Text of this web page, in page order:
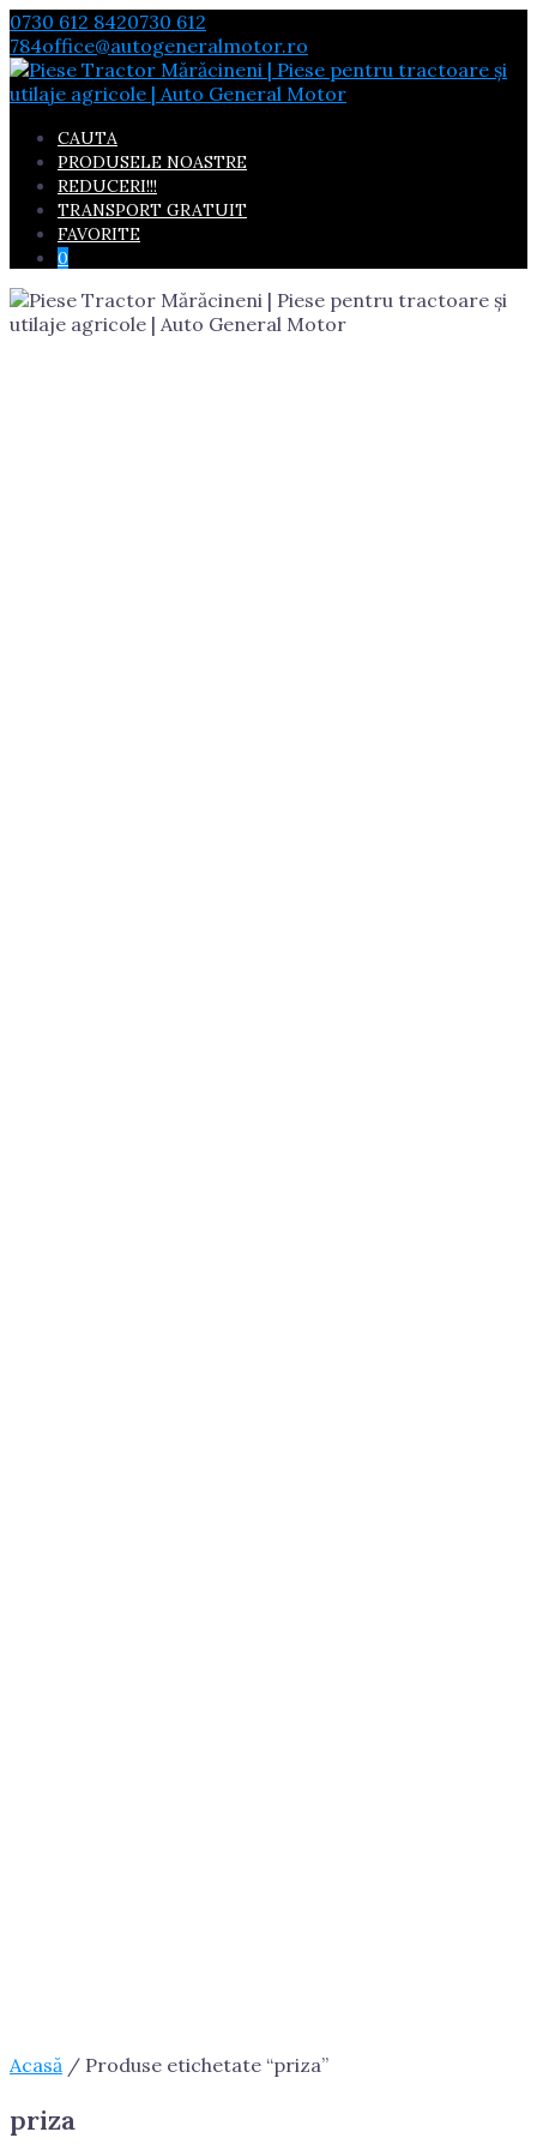
Skip
to
content
0730 612 8420730 612
784office@autogeneralmotor.ro
CAUTA
PRODUSELE NOASTRE
REDUCERI!!!
TRANSPORT GRATUIT
FAVORITE
0
Acasă / Produse etichetate “priza”
priza